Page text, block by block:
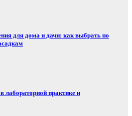
для дома и дачи: как выбрать по
практике и